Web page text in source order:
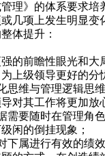
理》的体系要求培
几项上发生明显变
体提升：
的前瞻性眼光和大
上级领导更好的分
思维与管理逻辑思
对其工作将更加放
需要随时在管理角
闲的倒挂现象；
下属进行有效的绩